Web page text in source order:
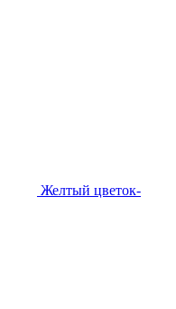
Желтый цветок-